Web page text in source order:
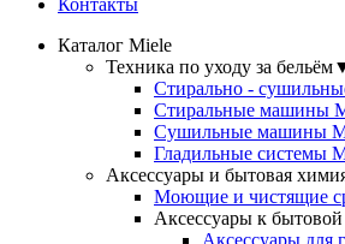
Контакты
Каталог Miele
Техника по уходу за бельём
Стирально -
Стиральные машины
Сушильные машины
Гладильные системы
Аксессуары и бытовая
Моющие и чистящие
Аксессуары к
Аксессуары для